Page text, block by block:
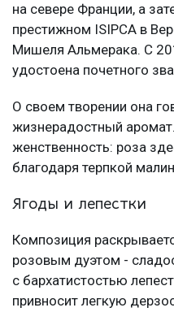
на севере Франции, а
престижном ISIPCA в
Мишеля Альмерака. С
удостоена почетного
О своем творении она
жизнерадостный
женственность: роза
благодаря терпкой
Ягоды и лепестки
Композиция
розовым дуэтом -
с бархатистостью
привносит легкую